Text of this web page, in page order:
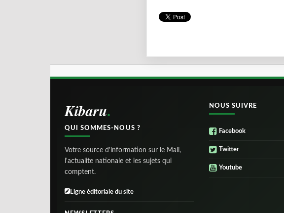
Kibaru
QUI SOMMES-NOUS ?
Votre source d'information sur le Mali,
l'actualite nationale et les sujets qui
comptent.
Ligne éditoriale du site
NOUS SUIVRE
Facebook
Twitter
Youtube